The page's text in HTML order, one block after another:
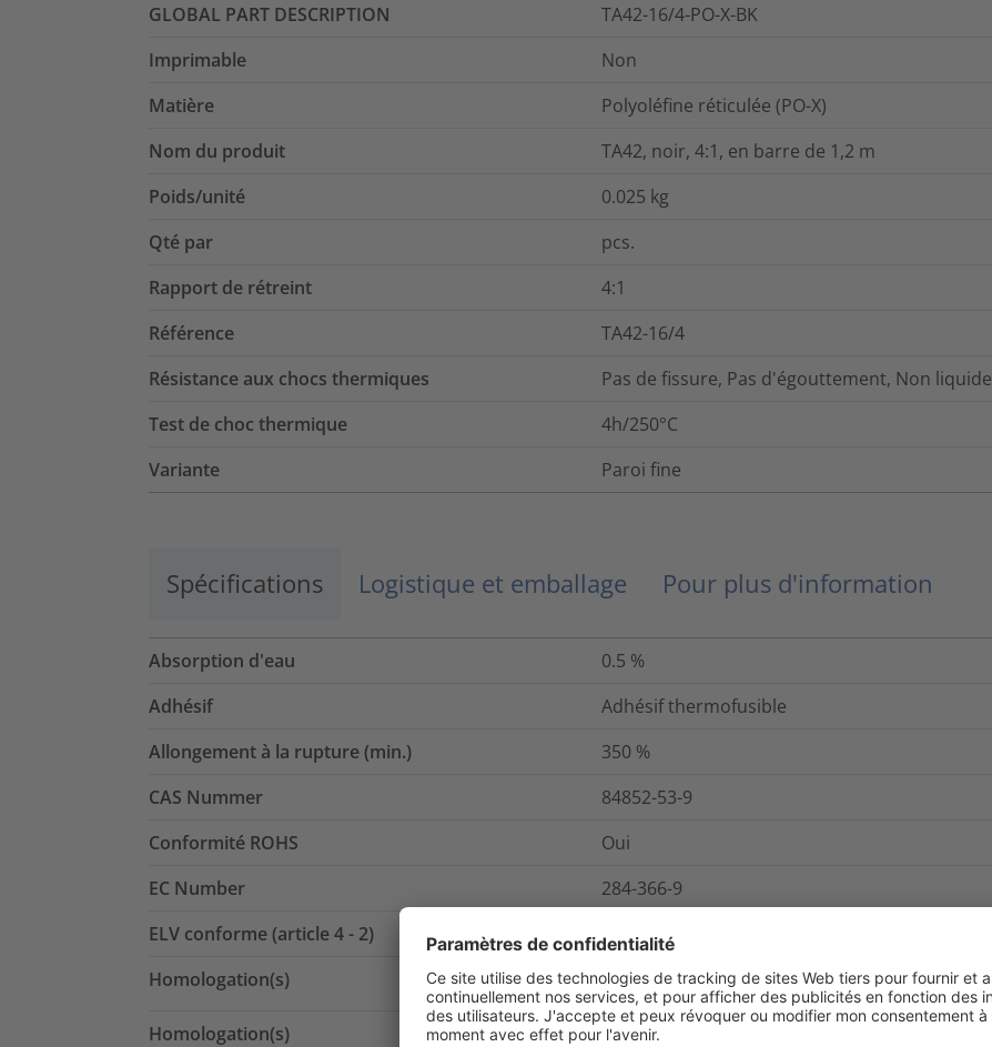
GLOBAL PART DESCRIPTION
TA42-16/4-PO-X-BK
Imprimable
Non
Matière
Polyoléfine réticulée (PO-X)
Nom du produit
TA42, noir, 4:1, en barre de 1,2 m
Poids/unité
0.025 kg
Qté par
pcs.
Rapport de rétreint
4:1
Référence
TA42-16/4
Résistance aux chocs thermiques
Pas de fissure, Pas d'égouttement, Non liquide
Test de choc thermique
4h/250°C
Variante
Paroi fine
Spécifications Logistique et emballage Pour plus d'information
Absorption d'eau 0.5 %
Adhésif
Adhésif thermofusible
Allongement à la rupture (min.)
350 %
CAS Nummer
84852-53-9
Conformité ROHS
Oui
EC Number
284-366-9
ELV conforme (article 4 - 2)
Oui
Homologation(s)
Homologation(s)
ANSI/UL 224